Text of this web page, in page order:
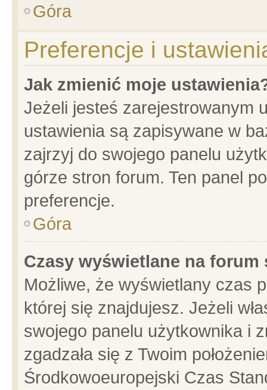
Góra
Preferencje i
Jak zmienić moje
Jeżeli jesteś zarejestrowanym
ustawienia są zapisywane w
zajrzyj do swojego panelu
górze stron forum. Ten panel
preferencje.
Góra
Czasy wyświetlane na forum
Możliwe, że wyświetlany czas
której się znajdujesz. Jeżeli
swojego panelu użytkownika i
zgadzała się z Twoim
Środkowoeuropejski Czas